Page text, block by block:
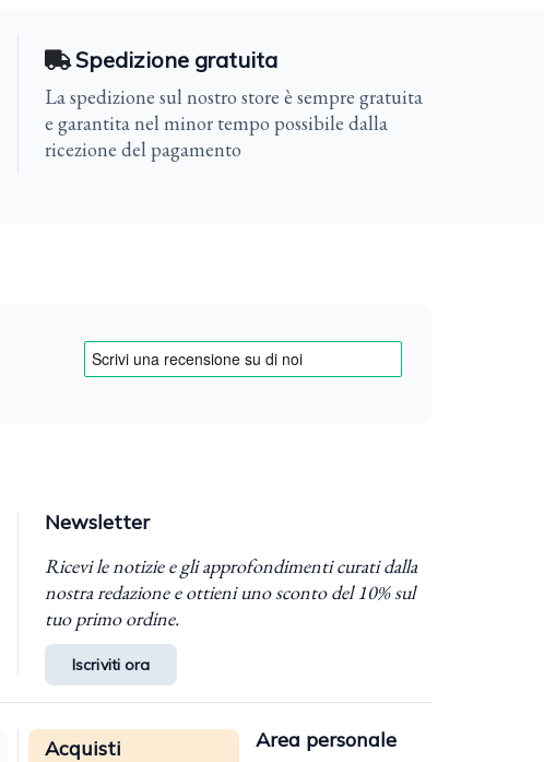
Spedizione gratuita
La spedizione sul nostro store è sempre gratuita
e garantita nel minor tempo possibile dalla
ricezione del pagamento
Newsletter
Ricevi le notizie e gli approfondimenti curati dalla
nostra redazione e ottieni uno sconto del 10% sul
tuo primo ordine.
Iscriviti ora
Acquisti Area personale